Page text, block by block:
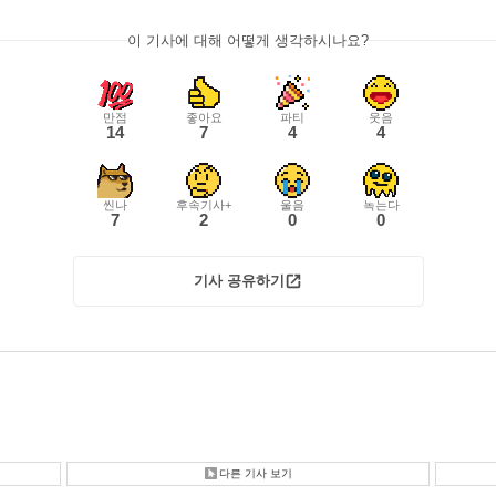
이 기사에 대해 어떻게 생각하시나요?
만점
14
좋아요
7
파티
4
웃음
4
씬나
7
후속기사+
2
울음
0
녹는다
0
기사 공유하기
다른 기사 보기